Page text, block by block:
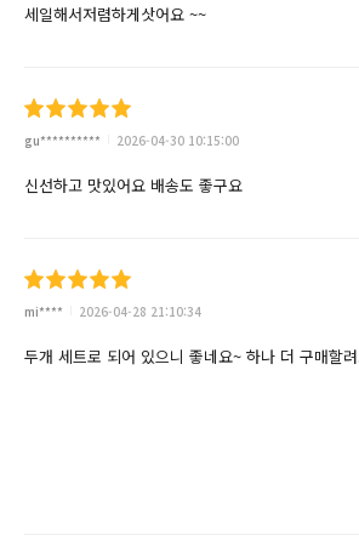
세일해서저렴하게삿어요 ~~
gu********** 2026-04-30 10:15:00
신선하고 맛있어요 배송도 좋구요
mi**** 2026-04-28 21:10:34
두개 세트로 되어 있으니 좋네요~ 하나 더 구매할